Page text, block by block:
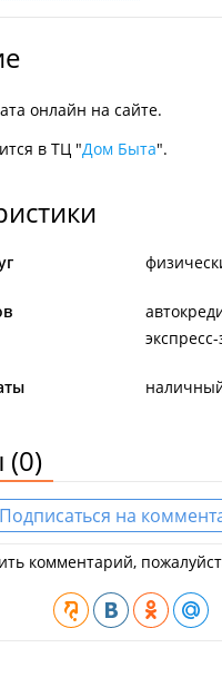
онлайн на сайте.
в ТЦ "Дом Быта".
(0)
Подписаться на
комментарий,